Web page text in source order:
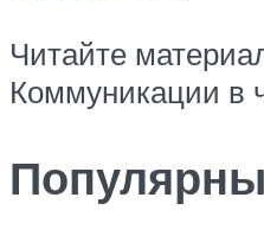
Читайте
Коммуникации в